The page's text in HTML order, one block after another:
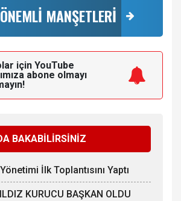
MANŞETLERİ
için YouTube
abone olmayı
BAKABİLİRSİNİZ
İlk Toplantısını Yaptı
KURUCU BAŞKAN OLDU